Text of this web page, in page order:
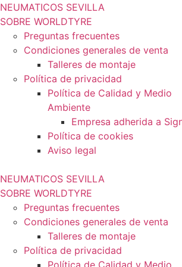
NEUMATICOS SEVILLA
SOBRE WORLDTYRE
Preguntas frecuentes
Condiciones generales de venta
Talleres de montaje
Política de privacidad
Política de Calidad y Medio
Ambiente
Empresa adherida a
Política de cookies
Aviso legal
NEUMATICOS SEVILLA
SOBRE WORLDTYRE
Preguntas frecuentes
Condiciones generales de venta
Talleres de montaje
Política de privacidad
Política de Calidad y Medio